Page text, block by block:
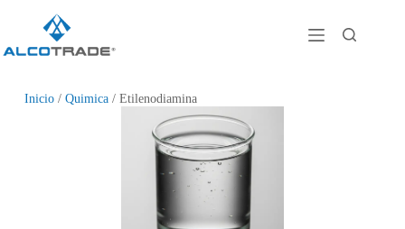
Inicio/ Quimica/ Etilenodiamina